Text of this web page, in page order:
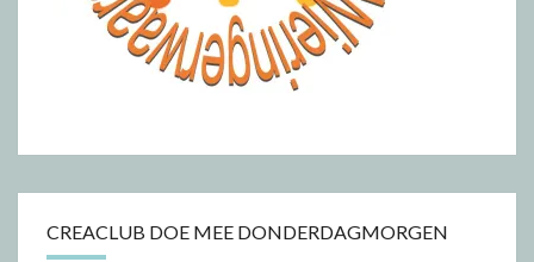
CREACLUB DOE MEE DONDERDAGMORGEN